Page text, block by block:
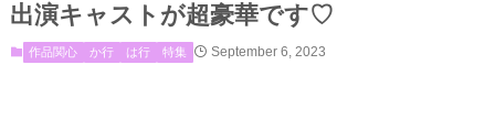
出演キャストが超豪華です♡
作品関心 か行 は行 特集 September 6, 2023